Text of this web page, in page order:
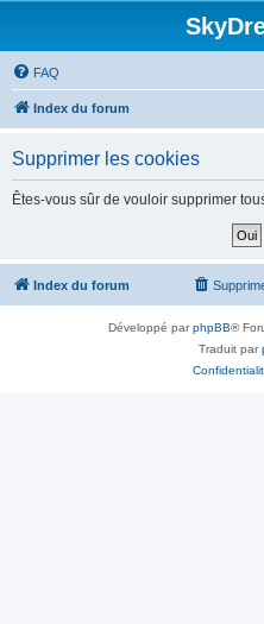
FAQ
Index du forum
Supprimer les cookies
Êtes-vous sûr de vouloir supprimer
Index du forum
Développé parphpBB®
Traduit par